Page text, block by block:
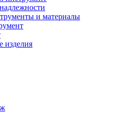
и материалы
изделия